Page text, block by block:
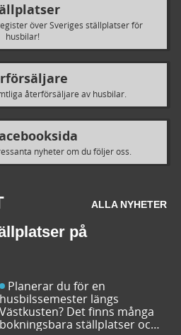
över Sveriges ställplatser för
husbilar!
återförsäljare av husbilar.
nyheter om du följer oss.
ALLA NYHETER
på
husbilssemester längs
Västkusten? Det finns många
bokningsbara ställplatser och